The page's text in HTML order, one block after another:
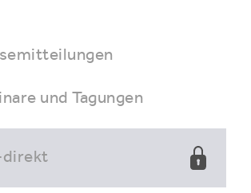
und Tagungen
direkt